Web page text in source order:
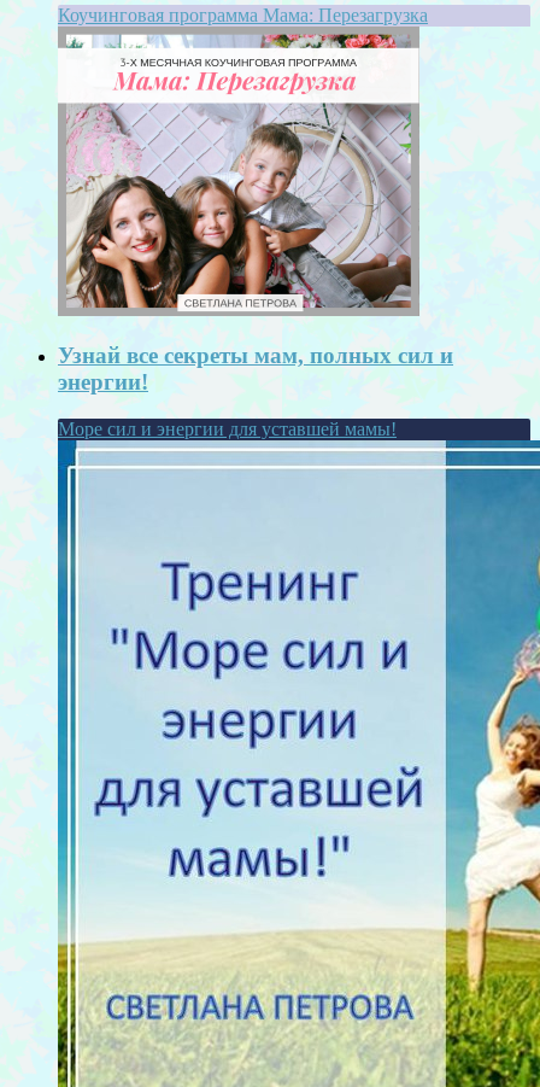
Коучинговая программа Мама: Перезагрузка
Узнай все секреты мам, полных сил и
энергии!
Море сил и энергии для уставшей мамы!